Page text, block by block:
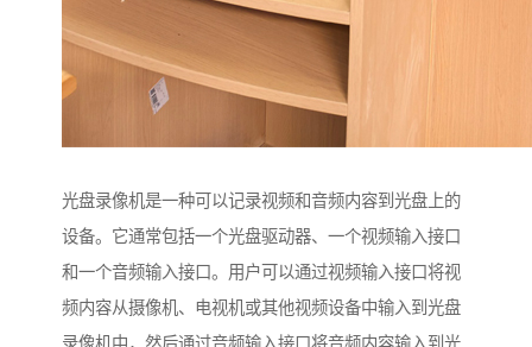
光盘录像机是一种可以记录视频和音频内容到光盘上的
设备。它通常包括一个光盘驱动器、一个视频输入接口
和一个音频输入接口。用户可以通过视频输入接口将视
频内容从摄像机、电视机或其他视频设备中输入到光盘